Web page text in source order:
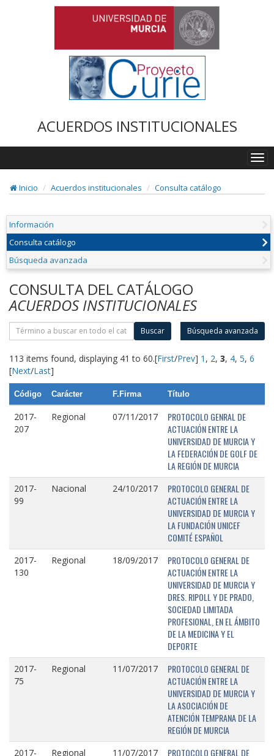
ACUERDOS INSTITUCIONALES
Inicio
Acuerdos institucionales Consulta catálogo
Información
Consulta catálogo
Búsqueda avanzada
CONSULTA DEL CATÁLOGO
ACUERDOS INSTITUCIONALES
Buscar Búsqueda avanzada
113 items found, displaying 41 to 60.[First/Prev] 1 , 2, 3, 4, 5, 6
[Next/Last]
Código Carácter F.Firma Título
2017-
207
Regional 07/11/2017
PROTOCOLO GENRAL DE
ACTUACIÓN ENTRE LA
UNIVERSIDAD DE MURCIA Y
LA FEDERACIÓN DE GOLF DE
LA REGIÓN DE MURCIA
2017-
99
Nacional 24/10/2017
PROTOCOLO GENERAL DE
ACTUACIÓN ENTRE LA
UNIVERSIDAD DE MURCIA Y
LA FUNDACIÓN UNICEF
COMITÉ ESPAÑOL
2017-
130
Regional 18/09/2017
PROTOCOLO GENERAL DE
ACTUACIÓN ENTRE LA
UNIVERSIDAD DE MURCIA Y
DRES. RIPOLL Y DE PRADO,
SOCIEDAD LIMITADA
PROFESIONAL, EN EL ÁMBITO
DE LA MEDICINA Y EL
DEPORTE
2017-
75
Regional 11/07/2017
PROTOCOLO GENERAL DE
ACTUACIÓN ENTRE LA
UNIVERSIDAD DE MURCIA Y
LA ASOCIACIÓN DE
ATENCIÓN TEMPRANA DE LA
REGIÓN DE MURCIA
2017-
Regional 11/07/2017
PROTOCOLO GENERAL DE